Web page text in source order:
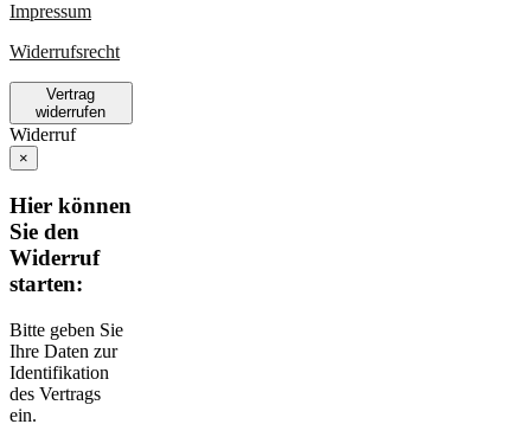
Impressum
Widerrufsrecht
Vertrag
widerrufen
Widerruf
×
Hier können
Sie den
Widerruf
starten:
Bitte geben Sie
Ihre Daten zur
Identifikation
des Vertrags
ein.